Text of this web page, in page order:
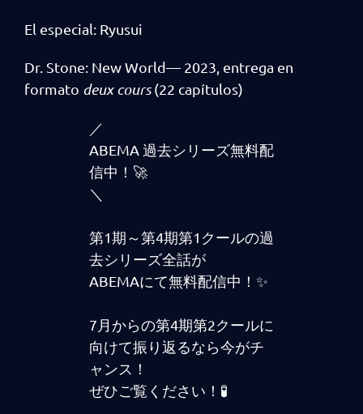
El especial: Ryusui
Dr. Stone: New World— 2023, entrega en
formato deux cours(22 capítulos)
／
ABEMA 過去シリーズ無料配
信中！🚀
＼
第1期～第4期第1クールの過
去シリーズ全話が
ABEMAにて無料配信中！✨
7月からの第4期第2クールに
向けて振り返るなら今がチ
ャンス！
ぜひご覧ください！🧪